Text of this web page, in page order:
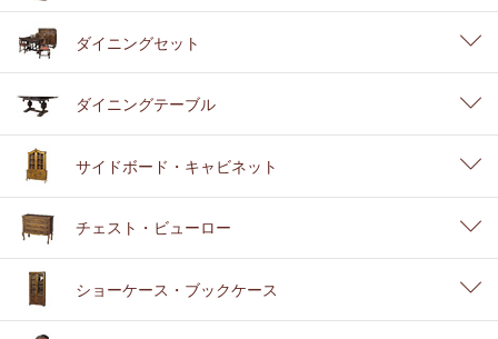
ダイニングセット
ダイニングテーブル
サイドボード・キャビネット
チェスト・ビューロー
ショーケース・ブックケース